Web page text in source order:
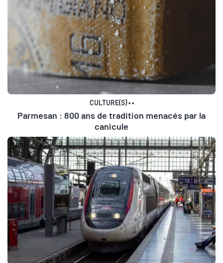
CULTURE(S)••
Parmesan : 800 ans de tradition menacés par la
canicule